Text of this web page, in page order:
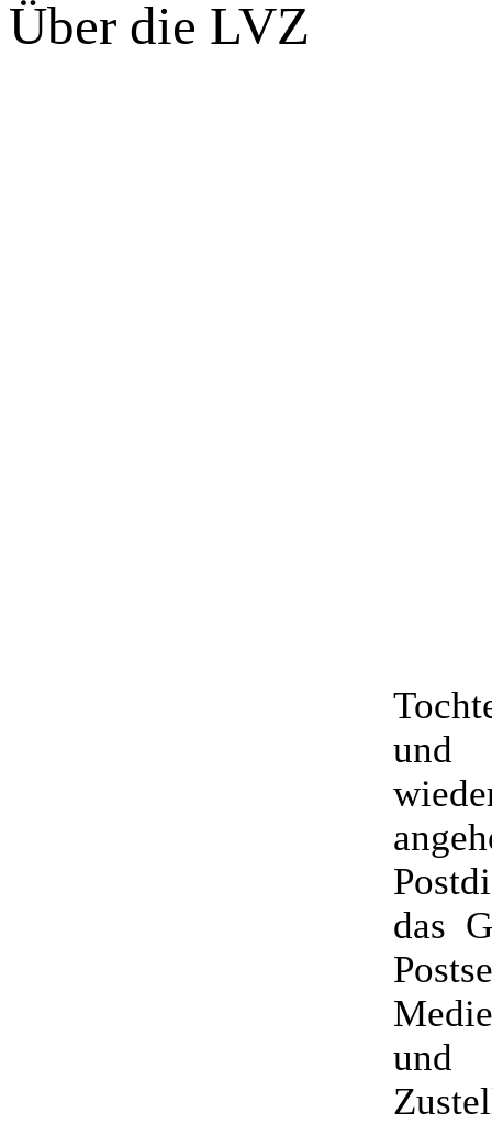
Über die LVZ
und
das
und